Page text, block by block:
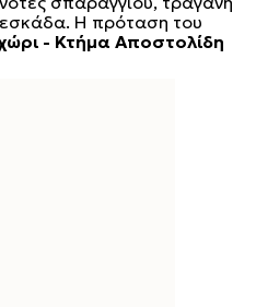
Η πρόταση του
- Κτήμα Αποστολίδη